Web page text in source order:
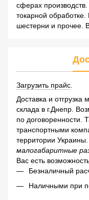
сферах
токарной
шестерни и прочее.
Загрузить прайс
Доставка и отгрузка
склада в г.Днепр.
по договоренности.
транспортными
территории
малогабаритные
Вас есть
Безналичный
Наличными при